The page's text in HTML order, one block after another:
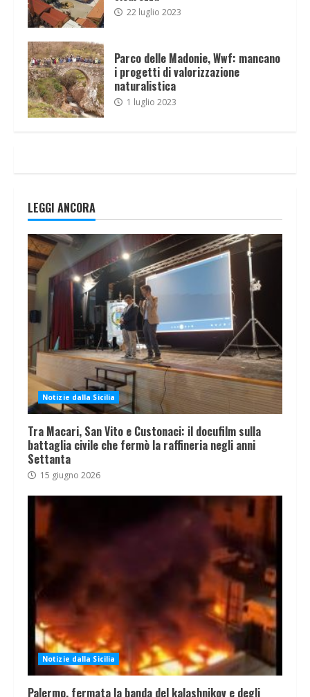
22 luglio 2023
Parco delle Madonie, Wwf: mancano
i progetti di valorizzazione
naturalistica
1 luglio 2023
LEGGI ANCORA
Notizie dalla Sicilia
Tra Macari, San Vito e Custonaci: il docufilm sulla
battaglia civile che fermò la raffineria negli anni
Settanta
15 giugno 2026
Notizie dalla Sicilia
Palermo, fermata la banda del kalashnikov e degli